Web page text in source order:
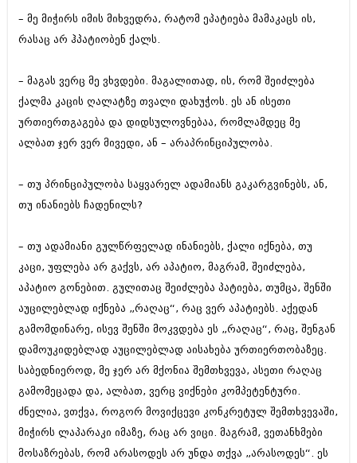
– მე მიჭირს იმის მიხვედრა, რატომ ეპატიება მამაკაცს ის,
რასაც არ ჰპატიობენ ქალს.
– მაგას ვერც მე ვხვდები. მაგალითად, ის, რომ შეიძლება
ქალმა კაცის ღალატზე თვალი დახუჭოს. ეს ან ისეთი
ურთიერთგაგება და დიდსულოვნებაა, რომლამდეც მე
ალბათ ჯერ ვერ მივედი, ან – არაპრინციპულობა.
– თუ პრინციპულობა საყვარელ ადამიანს გაკარგვინებს, ან,
თუ ინანიებს ჩადენილს?
– თუ ადამიანი გულწრფელად ინანიებს, ქალი იქნება, თუ
კაცი, უფლება არ გაქვს, არ აპატიო, მაგრამ, შეიძლება,
აპატიო გონებით. გულითაც შეიძლება პატიება, თუმცა, შენში
აუცილებლად იქნება „რაღაც“, რაც ვერ აპატიებს. აქედან
გამომდინარე, ისევ შენში მოკვდება ეს „რაღაც“, რაც, შენგან
დამოუკიდებლად აუცილებლად აისახება ურთიერთობაზეც.
საბედნიეროდ, მე ჯერ არ მქონია შემთხვევა, ასეთი რაღაც
გამომეცადა და, ალბათ, ვერც ვიქნები კომპეტენტური.
ძნელია, ვთქვა, როგორ მოვიქცევი კონკრეტულ შემთხვევაში,
მიჭირს ლაპარაკი იმაზე, რაც არ ვიცი. მაგრამ, ვეთანხმები
მოსაზრებას, რომ არასოდეს არ უნდა თქვა „არასოდეს“. ეს